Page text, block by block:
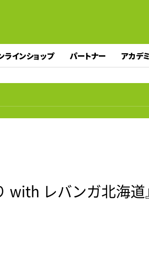
ラインショップ パートナー アカデ
with レバンガ北海